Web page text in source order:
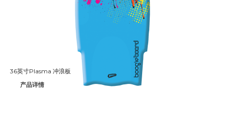
36英寸Plasma 冲浪板
产品详情